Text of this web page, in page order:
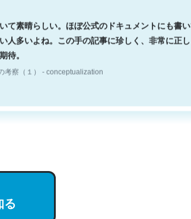
て素晴らしい。ほぼ公式のドキュメントにも書い
人多いよね。この手の記事に珍しく、非常に正
待。
察（１） - conceptualization
る